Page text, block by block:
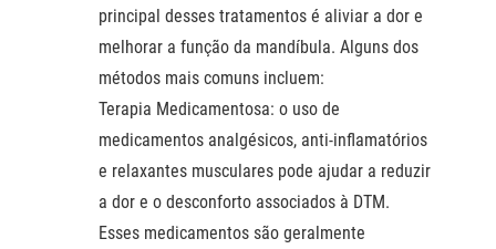
principal desses tratamentos é aliviar a dor e
melhorar a função da mandíbula. Alguns dos
métodos mais comuns incluem:
Terapia Medicamentosa: o uso de
medicamentos analgésicos, anti-inflamatórios
e relaxantes musculares pode ajudar a reduzir
a dor e o desconforto associados à DTM.
Esses medicamentos são geralmente